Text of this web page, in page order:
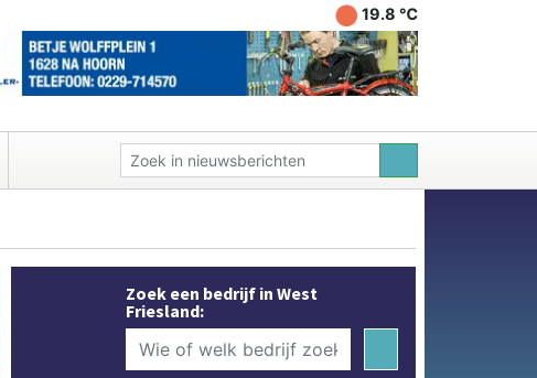
19.8 ℃
Zoek een bedrijf in West
Friesland: